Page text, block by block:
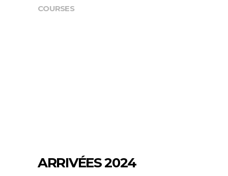
COURSES
ARRIVÉES 2024